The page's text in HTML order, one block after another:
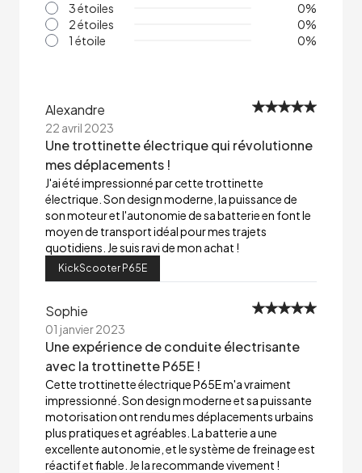
3 étoiles
0%
2 étoiles
0%
1 étoile
0%
Alexandre
22 avril 2023
Une trottinette électrique qui révolutionne
mes déplacements !
J'ai été impressionné par cette trottinette
électrique. Son design moderne, la puissance de
son moteur et l'autonomie de sa batterie en font le
moyen de transport idéal pour mes trajets
quotidiens. Je suis ravi de mon achat !
KickScooter P65E
Sophie
01 janvier 2023
Une expérience de conduite électrisante
avec la trottinette P65E !
Cette trottinette électrique P65E m'a vraiment
impressionné. Son design moderne et sa puissante
motorisation ont rendu mes déplacements urbains
plus pratiques et agréables. La batterie a une
excellente autonomie, et le système de freinage est
réactif et fiable. Je la recommande vivement !